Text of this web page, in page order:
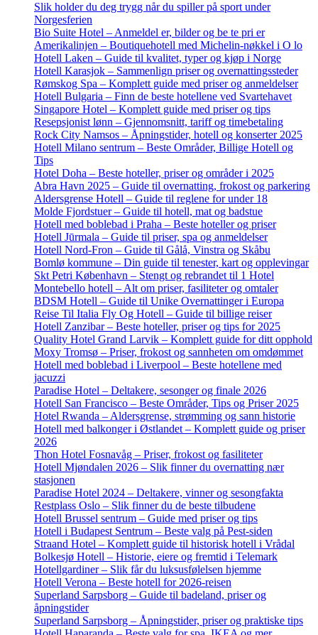
Slik holder du deg trygg når du spiller på sport under
Norgesferien
Bio Suite Hotel – Anmeldel er, bilder og be te pri er
Amerikalinjen – Boutiquehotell med Michelin-nøkkel i O lo
Hotell Laken – Guide til kvalitet, typer og kjøp i Norge
Hotell Karasjok – Sammenlign priser og overnattingssteder
Rømskog Spa – Komplett guide med priser og anmeldelser
Hotell Bulgaria – Finn de beste hotellene ved Svartehavet
Singapore Hotel – Komplett guide med priser og tips
Resepsjonist lønn – Gjennomsnitt, tariff og timebetaling
Rock City Namsos – Åpningstider, hotell og konserter 2025
Hotell Milano sentrum – Beste Områder, Billige Hotell og
Tips
Hotel Doha – Beste hoteller, priser og områder i 2025
Abra Havn 2025 – Guide til overnatting, frokost og parkering
Aldersgrense Hotell – Guide til reglene for under 18
Molde Fjordstuer – Guide til hotell, mat og badstue
Hotell med boblebad i Praha – Beste hoteller og priser
Hotell Jūrmala – Guide til priser, spa og anmeldelser
Hotell Nord-Fron – Guide til Gålå, Vinstra og Skåbu
Bomlø kommune – Din guide til tenester, kart og opplevingar
Skt Petri København – Stengt og rebrandet til 1 Hotel
Montebello hotell – Alt om priser, fasiliteter og omtaler
BDSM Hotell – Guide til Unike Overnattinger i Europa
Reise Til Italia Fly Og Hotell – Guide til billige reiser
Hotell Zanzibar – Beste hoteller, priser og tips for 2025
Quality Hotel Grand Larvik – Komplett guide for ditt opphold
Moxy Tromsø – Priser, frokost og sannheten om omdømmet
Hotell med boblebad i Liverpool – Beste hotellene med
jacuzzi
Paradise Hotel – Deltakere, sesonger og finale 2026
Hotell San Francisco – Beste Områder, Tips og Priser 2025
Hotel Rwanda – Aldersgrense, strømming og sann historie
Hotell med balkonger i Østlandet – Komplett guide og priser
2026
Thon Hotel Fosnavåg – Priser, frokost og fasiliteter
Hotell Mjøndalen 2026 – Slik finner du overnatting nær
stasjonen
Paradise Hotel 2024 – Deltakere, vinner og sesongfakta
Restplass Oslo – Slik finner du de beste tilbudene
Hotell Brussel sentrum – Guide med priser og tips
Hotell i Budapest Sentrum – Beste valg på Pest-siden
Straand Hotel – Komplett guide til historisk hotell i Vrådal
Bolkesjø Hotell – Historie, eiere og fremtid i Telemark
Hotellgardiner – Slik får du luksusfølelsen hjemme
Hotell Verona – Beste hotell for 2026-reisen
Superland Sarpsborg – Guide til badeland, priser og
åpningstider
Superland Sarpsborg – Åpningstider, priser og praktiske tips